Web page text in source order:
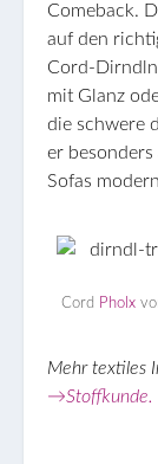
Comeback.
auf den
Cord-Dirndln
mit Glanz
die schwere
er besonders
Sofas
Cord Pholx
Mehr textiles
→Stoffkunde.